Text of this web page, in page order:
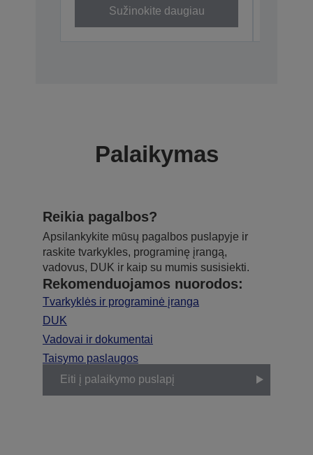
Sužinokite daugiau
Palaikymas
Reikia pagalbos?
Apsilankykite mūsų pagalbos puslapyje ir
raskite tvarkykles, programinę įrangą,
vadovus, DUK ir kaip su mumis susisiekti.
Rekomenduojamos nuorodos:
Tvarkyklės ir programinė įranga
DUK
Vadovai ir dokumentai
Taisymo paslaugos
Eiti į palaikymo puslapį